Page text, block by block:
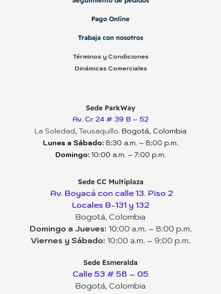
Pago Online
Trabaja con nosotros
Términos y Condiciones
Dinámicas Comerciales
Sede ParkWay
Av. Cr 24 # 39 B – 52
La Soledad, Teusaquillo. Bogotá, Colombia
Lunes a Sábado: 8:30 a.m. – 8:00 p.m.
Domingo: 10:00 a.m. – 7:00 p.m.
Sede CC Multiplaza
Av. Boyacá con calle 13. Piso 2
Locales B-131 y 132
Bogotá, Colombia
Domingo a Jueves: 10:00 a.m. – 8:00 p.m.
Viernes y Sábado: 10:00 a.m. – 9:00 p.m.
Sede Esmeralda
Calle 53 # 58 – 05
Bogotá, Colombia